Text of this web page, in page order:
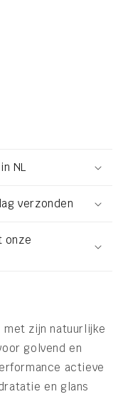
NL
verzonden
onze
met zijn natuurlijke
golvend en
actieve
en glans